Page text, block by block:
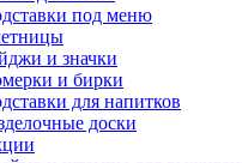
под меню
и значки
и бирки
для напитков
доски